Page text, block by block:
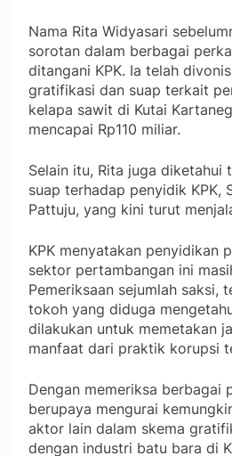
Nama Rita Widyasari
sorotan dalam berbagai
ditangani KPK. Ia telah
gratifikasi dan suap terkait
kelapa sawit di Kutai
mencapai Rp110 miliar.
Selain itu, Rita juga diketahui
suap terhadap penyidik KPK,
Pattuju, yang kini turut
KPK menyatakan penyidikan
sektor pertambangan ini
Pemeriksaan sejumlah saksi,
tokoh yang diduga
dilakukan untuk memetakan
manfaat dari praktik korupsi
Dengan memeriksa berbagai
berupaya mengurai
aktor lain dalam skema
dengan industri batu bara di